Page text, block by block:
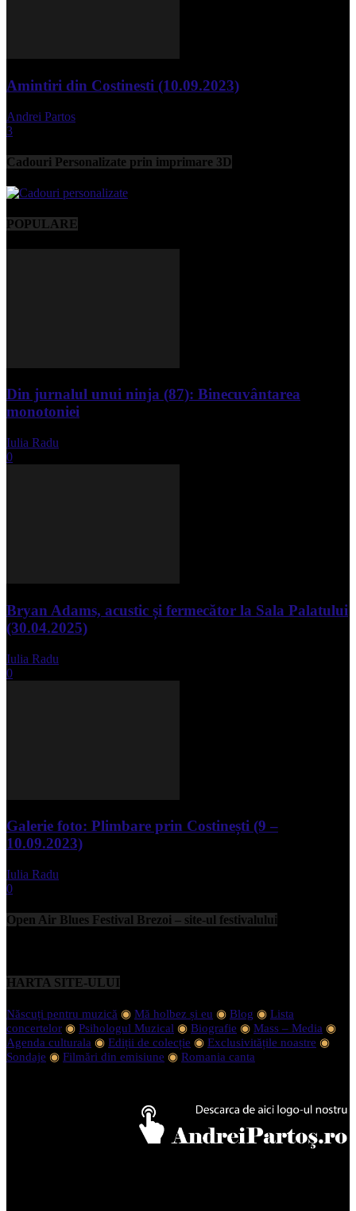
Amintiri din Costinesti (10.09.2023)
Andrei Partos
3
Cadouri Personalizate prin imprimare 3D
POPULARE
Din jurnalul unui ninja (87): Binecuvântarea
monotoniei
Iulia Radu
0
Bryan Adams, acustic și fermecător la Sala Palatului
(30.04.2025)
Iulia Radu
0
Galerie foto: Plimbare prin Costinești (9 –
10.09.2023)
Iulia Radu
0
Open Air Blues Festival Brezoi – site-ul festivalului
HARTA SITE-ULUI
Născuți pentru muzică ◉ Mă holbez și eu ◉ Blog ◉ Lista
concertelor ◉ Psihologul Muzical ◉ Biografie ◉ Mass – Media ◉
Agenda culturala ◉ Ediții de colecție ◉ Exclusivitățile noastre ◉
Sondaje ◉ Filmări din emisiune ◉ Romania canta